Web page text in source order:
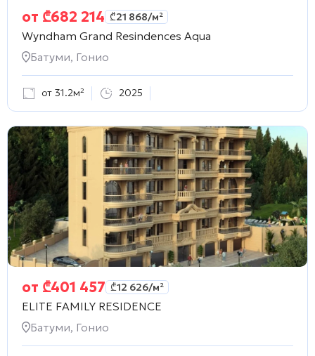
от ₾682 214 ₾21 868/м²
Wyndham Grand Resindences Aqua
Батуми, Гонио
от 31.2м² 2025
от ₾401 457 ₾12 626/м²
ELITE FAMILY RESIDENCE
Батуми, Гонио